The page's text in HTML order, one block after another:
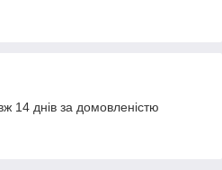
14 днів за домовленістю